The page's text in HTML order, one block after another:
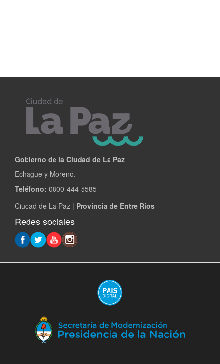
Gobierno de la Ciudad de La Paz
Echague y Moreno.
Teléfono: 0800-444-5585
Ciudad de La Paz | Provincia de Entre Ríos
Redes sociales